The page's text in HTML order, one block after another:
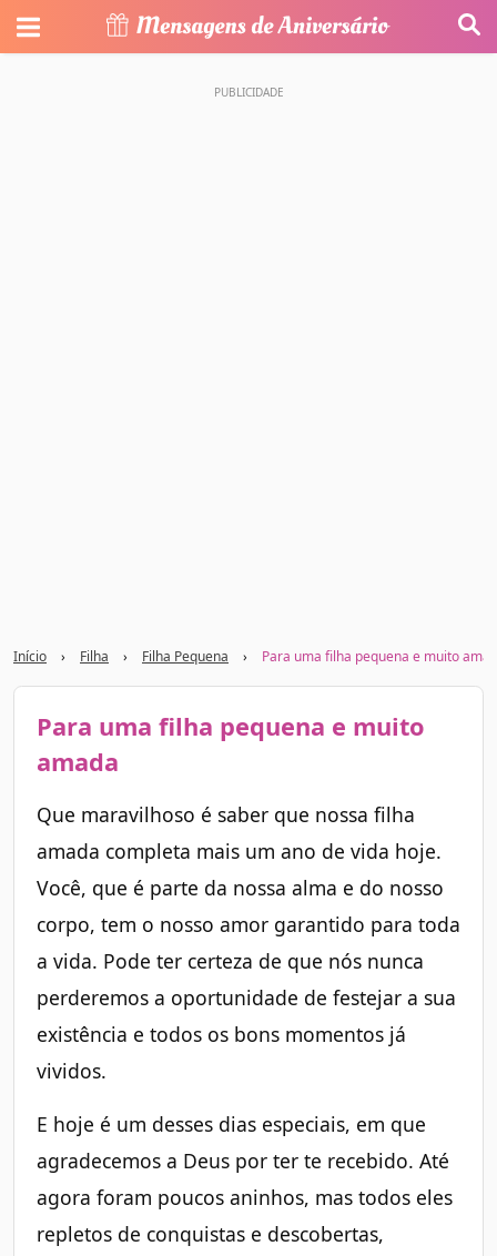
Início › Filha › Filha Pequena › Para uma filha pequena e muito
Para uma filha pequena e muito
amada
Que maravilhoso é saber que nossa filha
amada completa mais um ano de vida hoje.
Você, que é parte da nossa alma e do nosso
corpo, tem o nosso amor garantido para toda
a vida. Pode ter certeza de que nós nunca
perderemos a oportunidade de festejar a sua
existência e todos os bons momentos já
vividos.
E hoje é um desses dias especiais, em que
agradecemos a Deus por ter te recebido. Até
agora foram poucos aninhos, mas todos eles
repletos de conquistas e descobertas,